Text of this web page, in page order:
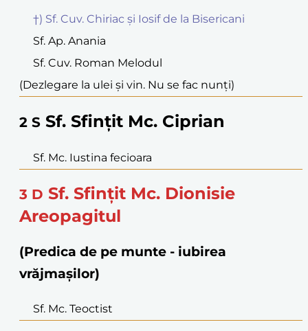
†) Sf. Cuv. Chiriac și Iosif de la Bisericani
Sf. Ap. Anania
Sf. Cuv. Roman Melodul
(Dezlegare la ulei și vin. Nu se fac nunți)
2 S Sf. Sfințit Mc. Ciprian
Sf. Mc. Iustina fecioara
3 D Sf. Sfințit Mc. Dionisie
Areopagitul
(Predica de pe munte - iubirea
vrăjmașilor)
Sf. Mc. Teoctist